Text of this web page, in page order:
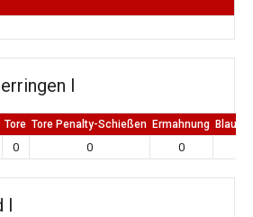
I
Tore Tore Penalty-Schießen Ermahnung Blaue
0 0 0
I